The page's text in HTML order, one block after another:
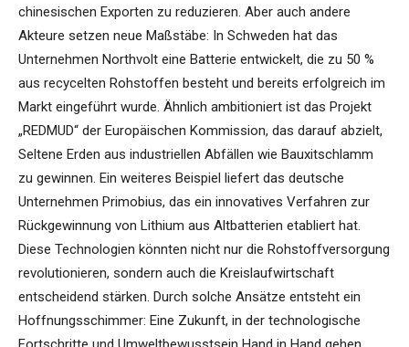
chinesischen Exporten zu reduzieren. Aber auch andere
Akteure setzen neue Maßstäbe: In Schweden hat das
Unternehmen Northvolt eine Batterie entwickelt, die zu 50 %
aus recycelten Rohstoffen besteht und bereits erfolgreich im
Markt eingeführt wurde. Ähnlich ambitioniert ist das Projekt
„REDMUD“ der Europäischen Kommission, das darauf abzielt,
Seltene Erden aus industriellen Abfällen wie Bauxitschlamm
zu gewinnen. Ein weiteres Beispiel liefert das deutsche
Unternehmen Primobius, das ein innovatives Verfahren zur
Rückgewinnung von Lithium aus Altbatterien etabliert hat.
Diese Technologien könnten nicht nur die Rohstoffversorgung
revolutionieren, sondern auch die Kreislaufwirtschaft
entscheidend stärken. Durch solche Ansätze entsteht ein
Hoffnungsschimmer: Eine Zukunft, in der technologische